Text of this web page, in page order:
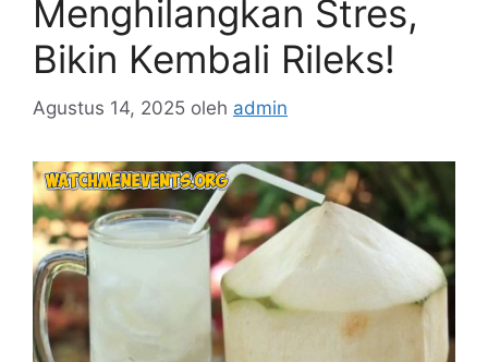
Menghilangkan Stres,
Bikin Kembali Rileks!
Agustus 14, 2025 oleh admin